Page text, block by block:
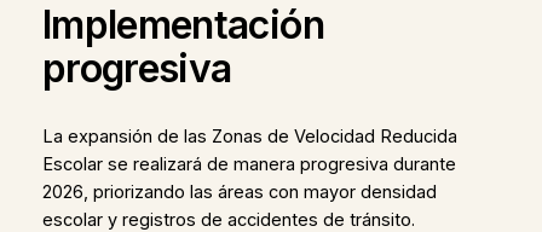
Implementación
progresiva
La expansión de las Zonas de Velocidad Reducida
Escolar se realizará de manera progresiva durante
2026, priorizando las áreas con mayor densidad
escolar y registros de accidentes de tránsito.